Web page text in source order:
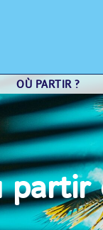
OÙ PARTIR ?
partir